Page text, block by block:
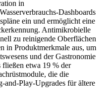
in
Dashboards
ein und ermöglicht eine
Antimikrobielle
zu reinigende Oberflächen
in Produktmerkmale aus, um
und der Gastronomie
fließen etwa 19 % der
die die
and-Play-Upgrades für ältere